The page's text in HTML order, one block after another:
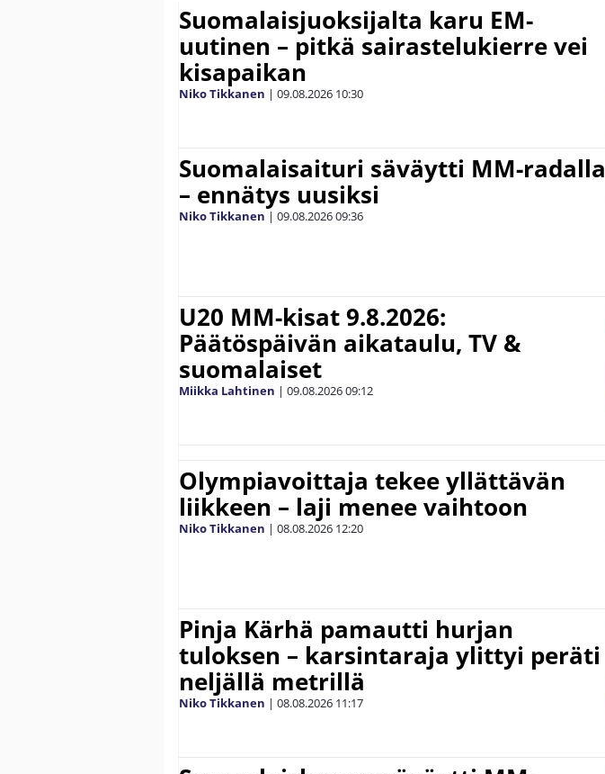
Suomalaisjuoksijalta karu EM-
uutinen – pitkä sairastelukierre vei
kisapaikan
Niko Tikkanen | 09.08.2026 10:30
Suomalaisaituri säväytti MM-radalla
– ennätys uusiksi
Niko Tikkanen | 09.08.202609:36
U20 MM-kisat 9.8.2026:
Päätöspäivän aikataulu, TV &
suomalaiset
Miikka Lahtinen | 09.08.202609:12
Olympiavoittaja tekee yllättävän
liikkeen – laji menee vaihtoon
Niko Tikkanen | 08.08.2026 12:20
Pinja Kärhä pamautti hurjan
tuloksen – karsintaraja ylittyi peräti
neljällä metrillä
Niko Tikkanen | 08.08.2026 11:17